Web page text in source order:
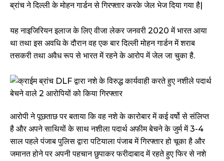
ब्रांच ने दिल्ली के मोहन गार्डन से गिरफ्तार करके जेल भेज दिया गया है|
यह नाइजिरियन इलाज के लिए वीजा लेकर जनवरी 2020 में भारत आया
था तथा इस अवधि के दौरान वह एक बार दिल्ली मोहन गार्डन में शराब
तसकरी तथा अवैध रूप से भारत में रहने के आरोप में जेल जा चुका है.
आरोपी ने पूछताछ पर बताया कि वह नशे के कारोबार में कई वर्षो से संलिप्त
है और अपने साथियों के साथ नशीला पदार्थ अफीम बेचने के जुर्म में 3-4
साल पहले पंजाब पुलिस द्वारा पटियाला पंजाब में गिरफ्तार हो चूका है और
जमानत होने पर अपनी पहचान छुपाकर फरीदाबाद में रहते हुए फिर से नशे